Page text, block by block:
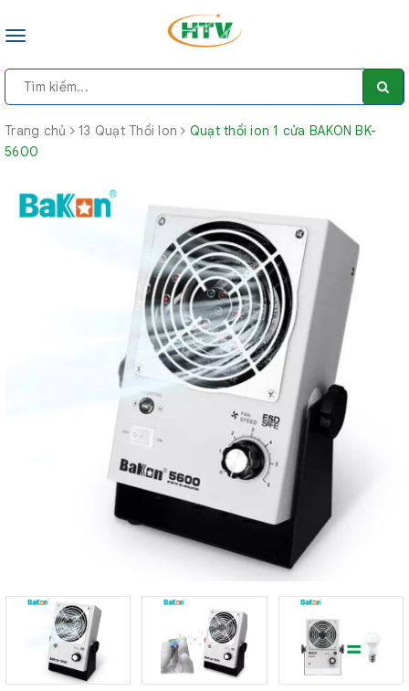
Toggle
Trang chủ 13 Quạt Thổi Ion
Quạt thổi ion 1 cửa BAKON BK-
5600